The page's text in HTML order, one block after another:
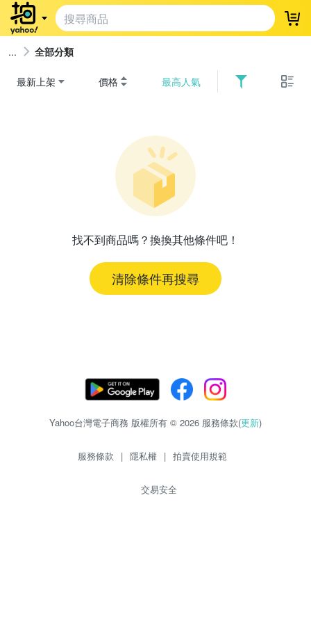
登
全部分類
最新上架 價格 最高人氣
找不到商品嗎？換換其他條件吧！
清除條件再搜尋
Yahoo台灣電子商務 版權所有 © 2026 服務條款(更新)
服務條款 | 隱私權 | 拍賣使用規範
交易安全